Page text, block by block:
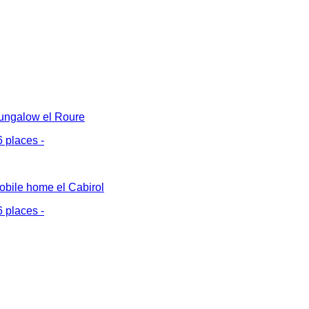
el Roure
places -
home el Cabirol
places -